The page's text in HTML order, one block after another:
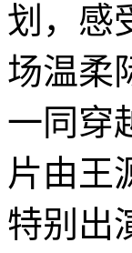
划，感
场温柔
一同穿
片由王
特别出